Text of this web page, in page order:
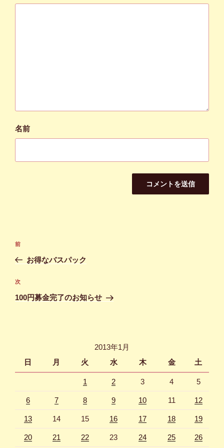
名前
投
ナ
ビ
ゲ
前
の
稿
前
お得なバスパック
次
の
次
100円募金完了のお知らせ
2013年1月
日
月 火 水 木 金 土
1 2 3 4 5
6 7 8 9 10 11 12
13 14 15 16 17 18 19
20 21 22 23 24 25 26